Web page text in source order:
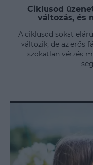
Ciklusod
változás, és
A ciklusod sokat
változik, de az erős
szokatlan vérzés